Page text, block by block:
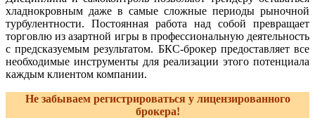
хладнокровным даже в самые сложные периоды рыночной
турбулентности. Постоянная работа над собой превращает
торговлю из азартной игры в профессиональную деятельность
с предсказуемым результатом. БКС-брокер предоставляет все
необходимые инструменты для реализации этого потенциала
каждым клиентом компании.
Не забываем регистрироваться у лицензированного
брокера!